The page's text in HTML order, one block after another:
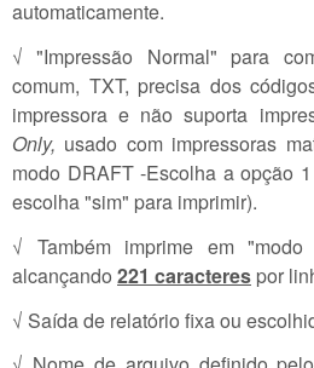
automaticamente.
√ "Impressão Normal" para
comum, TXT, precisa dos
impressora e não suporta
Only, usado com impressoras
modo DRAFT -Escolha a opção
escolha "sim" para imprimir).
√ Também imprime em "modo
alcançando 221 caracteres por
√ Saída de relatório fixa ou